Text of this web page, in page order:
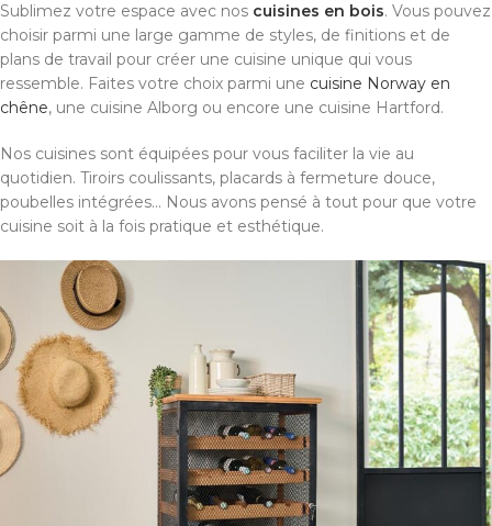
Sublimez votre espace avec nos cuisines en bois. Vous pouvez
choisir parmi une large gamme de styles, de finitions et de
plans de travail pour créer une cuisine unique qui vous
ressemble. Faites votre choix parmi une cuisine Norway en
chêne, une cuisine Alborg ou encore une cuisine Hartford.
Nos cuisines sont équipées pour vous faciliter la vie au
quotidien. Tiroirs coulissants, placards à fermeture douce,
poubelles intégrées... Nous avons pensé à tout pour que votre
cuisine soit à la fois pratique et esthétique.